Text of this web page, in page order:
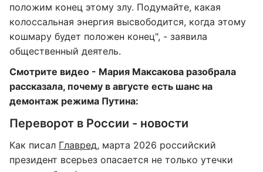
положим конец этому злу. Подумайте, какая
колоссальная энергия высвободится, когда этому
кошмару будет положен конец", - заявила
общественный деятель.
Смотрите видео - Мария Максакова разобрала
рассказала, почему в августе есть шанс на
демонтаж режима Путина:
Переворот в России - новости
Как писал Главред, марта 2026 российский
президент всерьез опасается не только утечки